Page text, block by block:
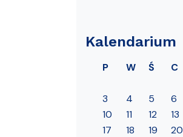
Kalendarium
P W Ś C
3
4 5 6
10
11 12 13
17
18 19 20